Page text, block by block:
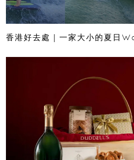
香港好去處｜一家大小的夏日